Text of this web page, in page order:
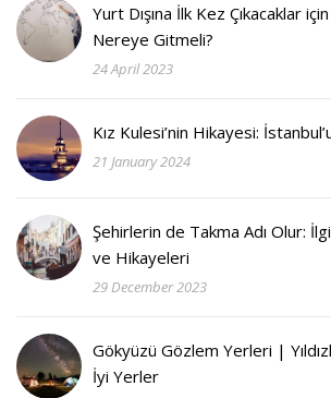
Yurt Dışına İlk Kez Çıkacaklar
Nereye Gitmeli?
24 April 2023
Kız Kulesi’nin Hikayesi:
21 January 2024
Şehirlerin de Takma Adı Olur:
ve Hikayeleri
29 December 2023
Gökyüzü Gözlem Yerleri |
İyi Yerler